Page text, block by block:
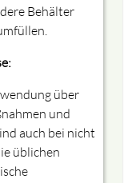
Behälter
über
und
auch bei nicht
üblichen